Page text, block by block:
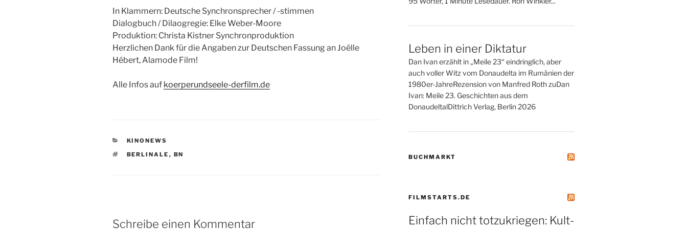
In Klammern: Deutsche Synchronsprecher / -stimmen
Dialogbuch / Dilaogregie: Elke Weber-Moore
Produktion: Christa Kistner Synchronproduktion
Herzlichen Dank für die Angaben zur Deutschen Fassung an Joëlle
Hébert, Alamode Film!
Alle Infos auf koerperundseele-derfilm.de
KATEGORIEN
KINONEWS
SCHLAGWÖRTER
BERLINALE , BN
Schreibe einen Kommentar
Leben in einer Diktatur
Dan Ivan erzählt in „Meile 23“ eindringlich, aber
auch voller Witz vom Donaudelta im Rumänien der
1980er-JahreRezension von Manfred Roth zuDan
Ivan: Meile 23. Geschichten aus dem
DonaudeltalDittrich Verlag, Berlin 2026
BUCHMARKT
FILMSTARTS.DE
Einfach nicht totzukriegen: Kult-